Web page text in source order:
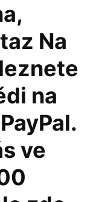
Na
na
ve